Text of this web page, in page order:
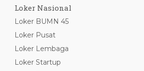
Loker Nasional
Loker BUMN 45
Loker Pusat
Loker Lembaga
Loker Startup